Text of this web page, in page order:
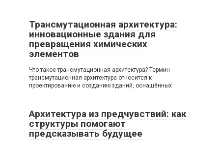
Трансмутационная архитектура:
инновационные здания для
превращения химических
элементов
Что такое трансмутационная архитектура? Термин
трансмутационная архитектура относится к
проектированию и созданию зданий, оснащённых
Архитектура из предчувствий: как
структуры помогают
предсказывать будущее